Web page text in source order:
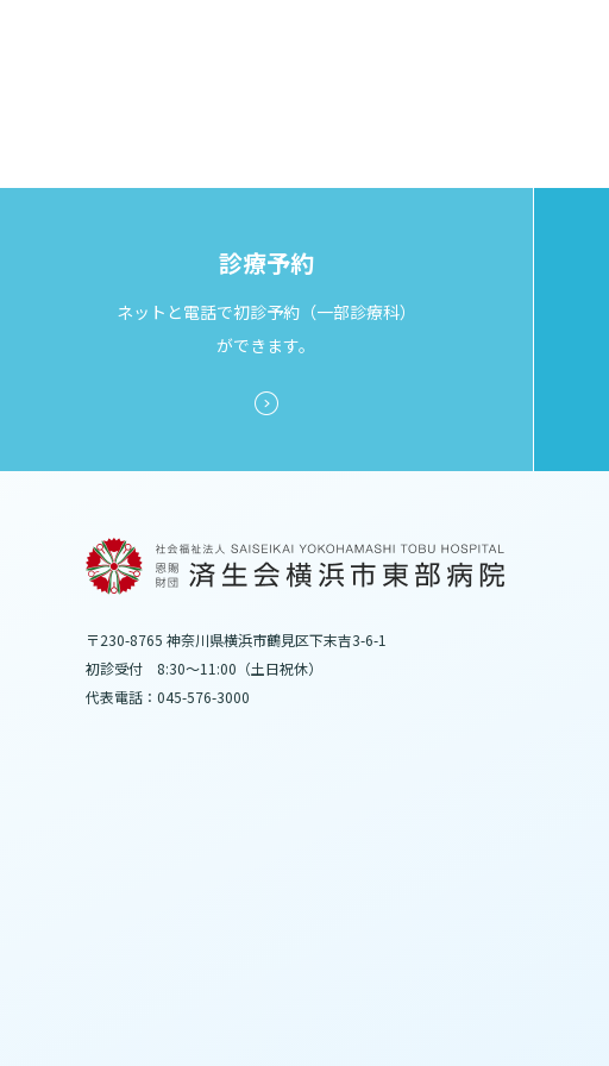
ン
診療予約
ネットと電話で初診予約（一部診療科）
ができます。
〒230-8765 神奈川県横浜市鶴見区下末吉3-6-1
初診受付 8:30～11:00（土日祝休）
代表電話：045-576-3000